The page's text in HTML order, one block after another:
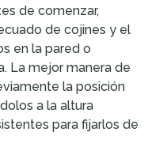
de comenzar,
de cojines y el
en la pared o
La mejor manera de
la posición
a la altura
para fijarlos de